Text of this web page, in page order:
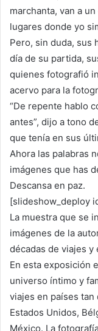
marchanta, van a
lugares donde yo
Pero, sin duda, sus
día de su partida,
quienes fotografió
acervo para la
“De repente hablo
antes”, dijo a tono
que tenía en sus
Ahora las palabras
imágenes que has
Descansa en paz.
[slideshow_deploy
La muestra que se
imágenes de la
décadas de viajes
En esta exposición
universo íntimo y
viajes en países
Estados Unidos,
México. La